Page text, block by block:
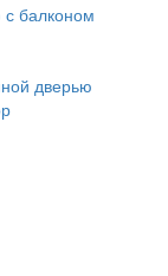
балконом
дверью